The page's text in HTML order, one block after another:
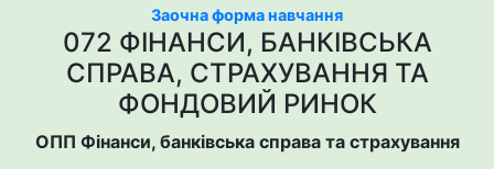
Заочна форма навчання
072 ФІНАНСИ, БАНКІВСЬКА
СПРАВА, СТРАХУВАННЯ ТА
ФОНДОВИЙ РИНОК
ОПП Фінанси, банківська справа та страхування